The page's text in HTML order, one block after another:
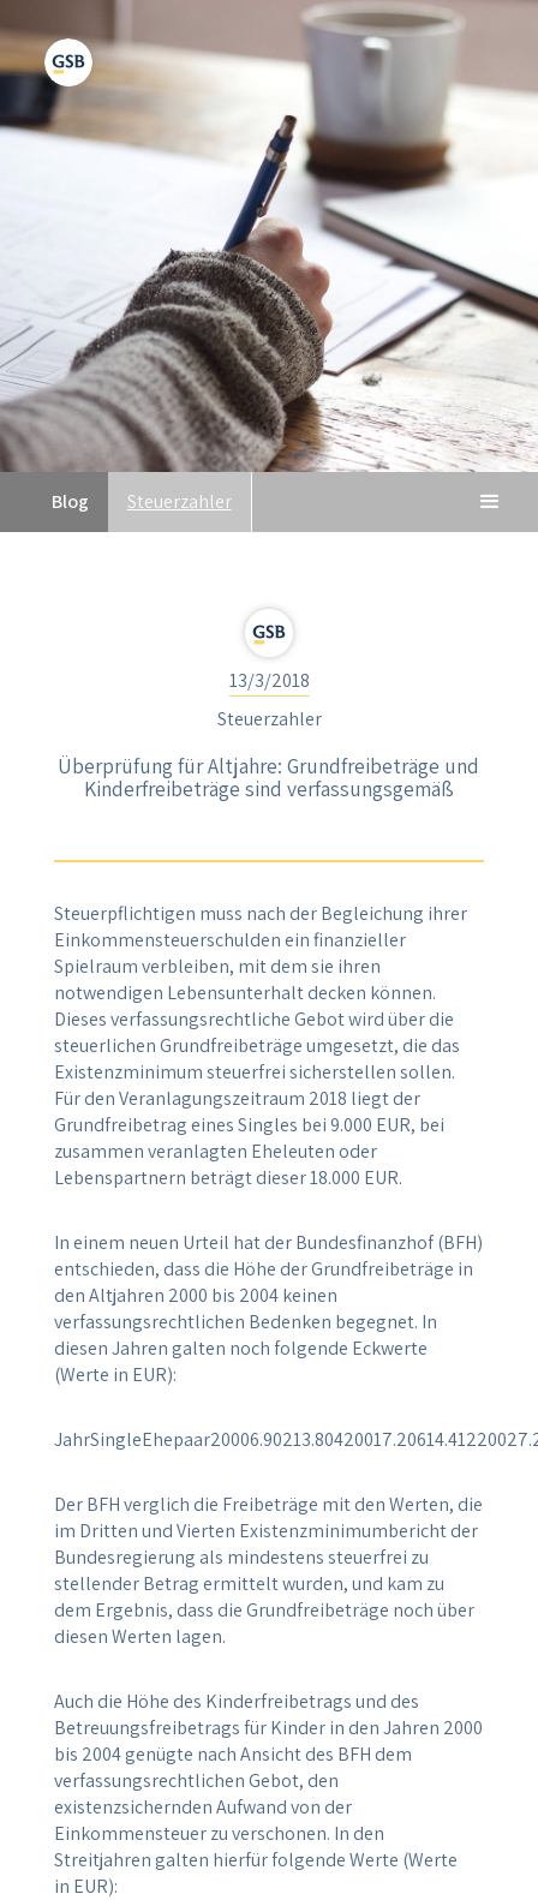
Blog Steuerzahler
Überprüfung für Altjahre: Grundfreibeträge und
Kinderfreibeträge sind verfassungsgemäß
13/3/2018
Steuerzahler
Steuerpflichtigen muss nach der Begleichung ihrer
Einkommensteuerschulden ein finanzieller
Spielraum verbleiben, mit dem sie ihren
notwendigen Lebensunterhalt decken können.
Dieses verfassungsrechtliche Gebot wird über die
steuerlichen Grundfreibeträge umgesetzt, die das
Existenzminimum steuerfrei sicherstellen sollen.
Für den Veranlagungszeitraum 2018 liegt der
Grundfreibetrag eines Singles bei 9.000 EUR, bei
zusammen veranlagten Eheleuten oder
Lebenspartnern beträgt dieser 18.000 EUR.
In einem neuen Urteil hat der Bundesfinanzhof (BFH)
entschieden, dass die Höhe der Grundfreibeträge in
den Altjahren 2000 bis 2004 keinen
verfassungsrechtlichen Bedenken begegnet. In
diesen Jahren galten noch folgende Eckwerte
(Werte in EUR):
Der BFH verglich die Freibeträge mit den Werten, die
im Dritten und Vierten Existenzminimumbericht der
Bundesregierung als mindestens steuerfrei zu
stellender Betrag ermittelt wurden, und kam zu
dem Ergebnis, dass die Grundfreibeträge noch über
diesen Werten lagen.
Auch die Höhe des Kinderfreibetrags und des
Betreuungsfreibetrags für Kinder in den Jahren 2000
bis 2004 genügte nach Ansicht des BFH dem
verfassungsrechtlichen Gebot, den
existenzsichernden Aufwand von der
Einkommensteuer zu verschonen. In den
Streitjahren galten hierfür folgende Werte (Werte
in EUR):